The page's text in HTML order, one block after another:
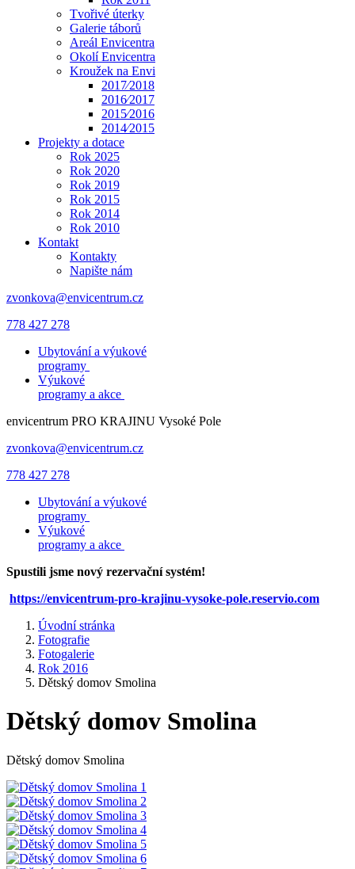
Tvořivé úterky
Galerie táborů
Areál Envicentra
Okolí Envicentra
Kroužek na Envi
2017⁄2018
2016⁄2017
2015⁄2016
2014⁄2015
Projekty a dotace
Rok 2025
Rok 2020
Rok 2019
Rok 2015
Rok 2014
Rok 2010
Kontakt
Kontakty
Napište nám
zvonkova@envicentrum.cz
778 427 278
Ubytování a výukové
programy
Výukové
programy a akce
envicentrum PRO KRAJINU Vysoké Pole
zvonkova@envicentrum.cz
778 427 278
Ubytování a výukové
programy
Výukové
programy a akce
Spustili jsme nový rezervační systém!
https://envicentrum-pro-krajinu-vysoke-pole.reservio.com
Úvodní stránka
Fotografie
Fotogalerie
Rok 2016
Dětský domov Smolina
Dětský domov Smolina
Dětský domov Smolina